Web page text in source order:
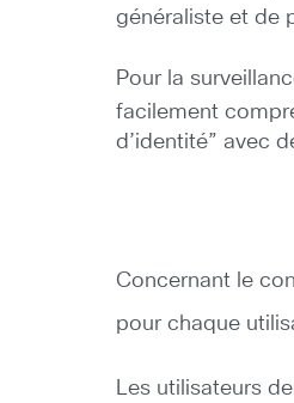
généraliste et de
Pour la
facilement
d’identité” avec
Concernant le
pour chaque
Les utilisateurs